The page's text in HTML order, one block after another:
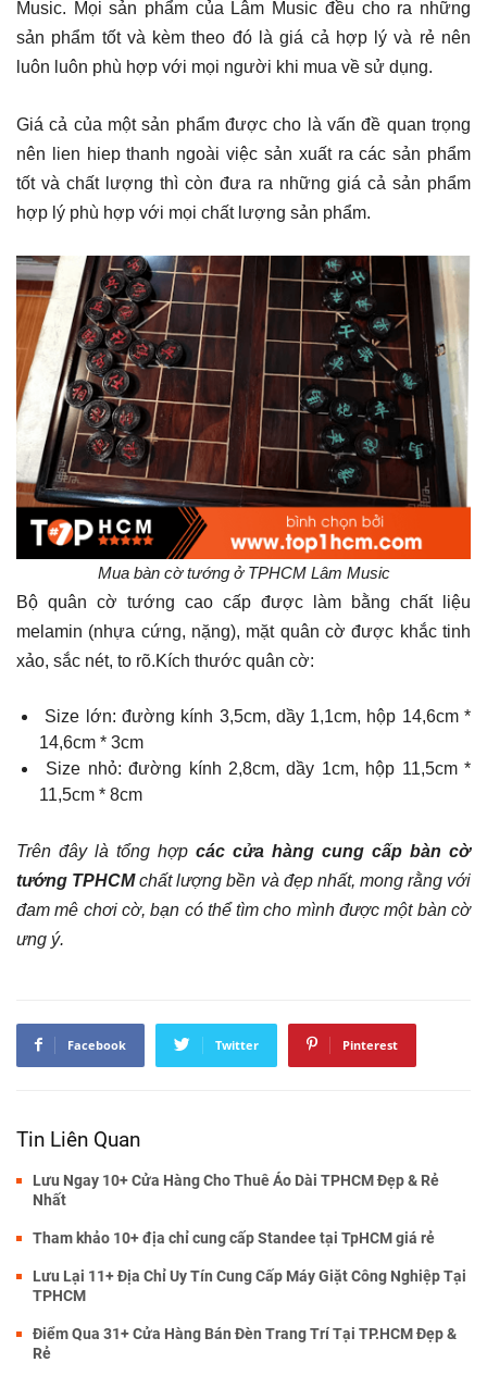
Music. Mọi sản phẩm của Lâm Music đều cho ra những
sản phẩm tốt và kèm theo đó là giá cả hợp lý và rẻ nên
luôn luôn phù hợp với mọi người khi mua về sử dụng.
Giá cả của một sản phẩm được cho là vấn đề quan trọng
nên lien hiep thanh ngoài việc sản xuất ra các sản phẩm
tốt và chất lượng thì còn đưa ra những giá cả sản phẩm
hợp lý phù hợp với mọi chất lượng sản phẩm.
Mua bàn cờ tướng ở TPHCM Lâm Music
Bộ quân cờ tướng cao cấp được làm bằng chất liệu
melamin (nhựa cứng, nặng), mặt quân cờ được khắc tinh
xảo, sắc nét, to rõ.Kích thước quân cờ:
Size lớn: đường kính 3,5cm, dầy 1,1cm, hộp 14,6cm *
14,6cm * 3cm
Size nhỏ: đường kính 2,8cm, dầy 1cm, hộp 11,5cm *
11,5cm * 8cm
Trên đây là tổng hợp các cửa hàng cung cấp bàn cờ
tướng TPHCMchất lượng bền và đẹp nhất, mong rằng với
đam mê chơi cờ, bạn có thể tìm cho mình được một bàn cờ
ưng ý.
Facebook Twitter Pinterest
Tin Liên Quan
Lưu Ngay 10+ Cửa Hàng Cho Thuê Áo Dài TPHCM Đẹp & Rẻ
Nhất
Tham khảo 10+ địa chỉ cung cấp Standee tại TpHCM giá rẻ
Lưu Lại 11+ Địa Chỉ Uy Tín Cung Cấp Máy Giặt Công Nghiệp Tại
TPHCM
Điểm Qua 31+ Cửa Hàng Bán Đèn Trang Trí Tại TP.HCM Đẹp &
Rẻ